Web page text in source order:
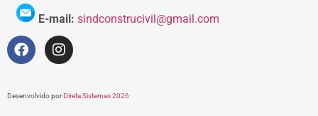
E-mail: sindconstrucivil@gmail.com
Desenvolvido porDireta Sistemas 2026